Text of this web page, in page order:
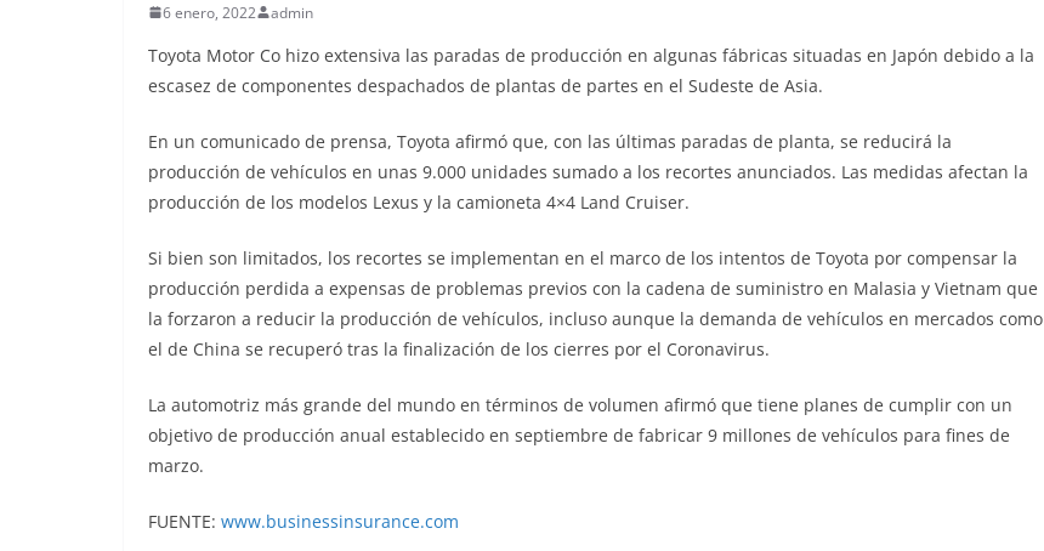
6 enero, 2022 admin
Toyota Motor Co hizo extensiva las paradas de producción en algunas fábricas situadas en Japón debido a la
escasez de componentes despachados de plantas de partes en el Sudeste de Asia.
En un comunicado de prensa, Toyota afirmó que, con las últimas paradas de planta, se reducirá la
producción de vehículos en unas 9.000 unidades sumado a los recortes anunciados. Las medidas afectan la
producción de los modelos Lexus y la camioneta 4×4 Land Cruiser.
Si bien son limitados, los recortes se implementan en el marco de los intentos de Toyota por compensar la
producción perdida a expensas de problemas previos con la cadena de suministro en Malasia y Vietnam que
la forzaron a reducir la producción de vehículos, incluso aunque la demanda de vehículos en mercados como
el de China se recuperó tras la finalización de los cierres por el Coronavirus.
La automotriz más grande del mundo en términos de volumen afirmó que tiene planes de cumplir con un
objetivo de producción anual establecido en septiembre de fabricar 9 millones de vehículos para fines de
marzo.
FUENTE: www.businessinsurance.com